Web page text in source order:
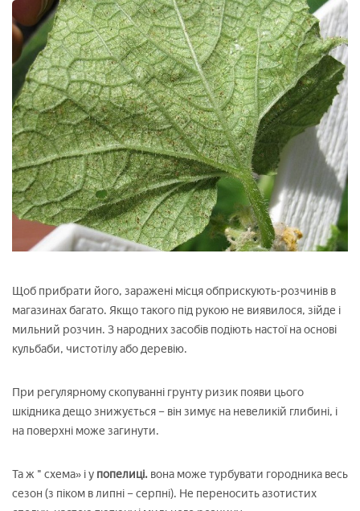
Щоб прибрати його, заражені місця обприскують-розчинів в
магазинах багато. Якщо такого під рукою не виявилося, зійде і
мильний розчин. З народних засобів подіють настої на основі
кульбаби, чистотілу або деревію.
При регулярному скопуванні грунту ризик появи цього
шкідника дещо знижується – він зимує на невеликій глибині, і
на поверхні може загинути.
Та ж " схема» і у попелиці. вона може турбувати городника весь
сезон (з піком в липні – серпні). Не переносить азотистих